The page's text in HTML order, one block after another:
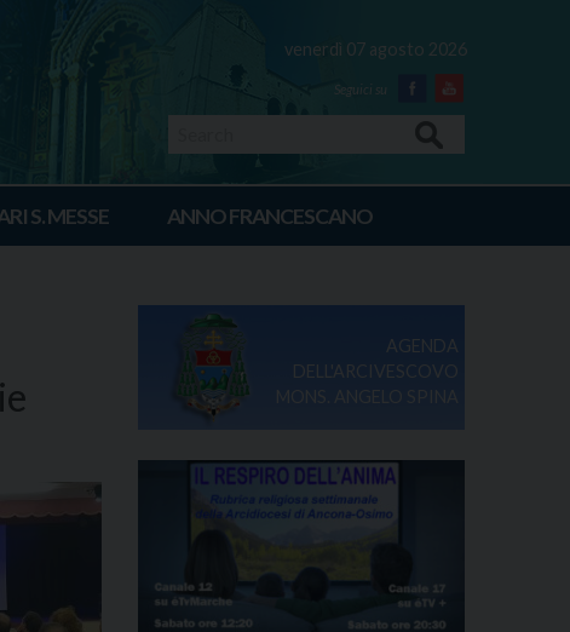
venerdì 07 agosto 2026
Facebook
Youtube
S. MESSE ANNO FRANCESCANO
AGENDA
DELL'ARCIVESCOVO